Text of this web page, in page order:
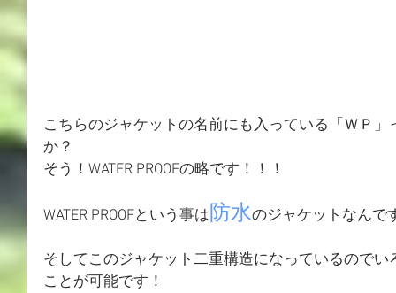
こちらのジャケットの名前にも入っている「ＷＰ
か？
そう！WATER PROOFの略です！！！
WATER PROOFという事は 防水のジャケットなんで
そしてこのジャケット二重構造になっているので
ことが可能です！